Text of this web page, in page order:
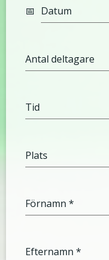
Datum
Antal deltagare
Tid
Plats
Förnamn *
Efternamn *